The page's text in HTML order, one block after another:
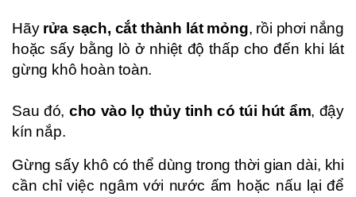
Hãy rửa sạch, cắt thành lát mỏng, rồi phơi nắng
hoặc sấy bằng lò ở nhiệt độ thấp cho đến khi lát
gừng khô hoàn toàn.
Sau đó, cho vào lọ thủy tinh có túi hút ẩm, đậy
kín nắp.
Gừng sấy khô có thể dùng trong thời gian dài, khi
cần chỉ việc ngâm với nước ấm hoặc nấu lại để